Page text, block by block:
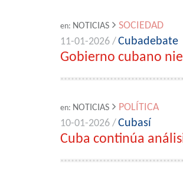
en: NOTICIAS
SOCIEDAD
11-01-2026 /Cubadebate
Gobierno cubano
en: NOTICIAS
POLÍTICA
10-01-2026 /Cubasí
Cuba continúa